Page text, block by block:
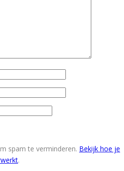
spam te verminderen. Bekijk hoe je
.